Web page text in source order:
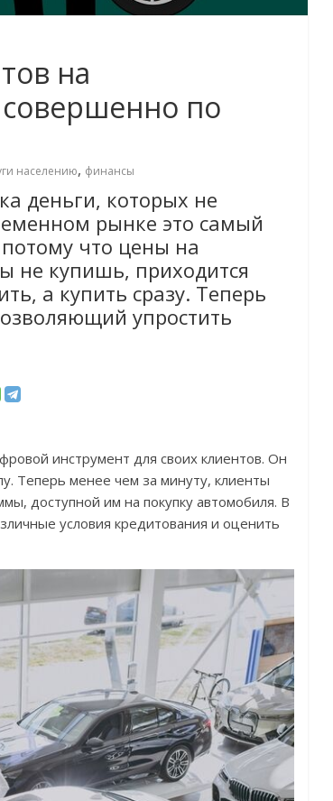
на
по
населению, финансы
деньги, которых не
рынке это самый
что цены на
не купишь, приходится
а купить сразу. Теперь
упростить
инструмент для своих клиентов. Он
Теперь менее чем за минуту, клиенты
доступной им на покупку автомобиля. В
условия кредитования и оценить